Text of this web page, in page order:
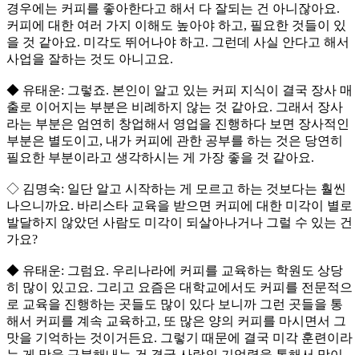
경우에는 커피를 좋아한다고 해서 다 잘되는 건 아니잖아요.
커피에 대한 여러 가지 이해도 높아야 하고, 필요한 것들이 있
을 것 같아요. 미각도 뛰어나야 하고. 그런데 사실 안다고 해서
사업을 잘하는 것도 아니고요.
◆ 유태운: 그렇죠. 본인이 알고 있는 커피 지식이 결국 장사 매
출로 이어지는 부분은 비례하지 않는 것 같아요. 그래서 장사
라는 부분은 엄연히 창업해서 영업을 진행하다 보면 장사적인
부분은 별도이고, 내가 커피에 관한 공부를 하는 것은 당연히
필요한 부분이라고 생각하시는 게 가장 좋을 것 같아요.
◇ 김명숙: 일단 알고 시작하는 게 모르고 하는 것보다는 훨씬
나으니까요. 바리스타 교육을 받으면 커피에 대한 미각이 별로
발달하지 않았던 사람도 미각이 되살아나거나 그럴 수 있는 건
가요?
◆ 유태운: 그럼요. 우리나라에 커피를 교육하는 학원도 상당
히 많이 있고요. 그리고 요즘은 대학교에서도 커피를 전문적으
로 교육을 진행하는 곳들도 많이 있다 보니까 그런 곳들을 통
해서 커피를 계속 교육하고, 또 많은 양의 커피를 마시면서 그
맛을 기억하는 것이거든요. 그렇기 때문에 결국 미각 훈련이라